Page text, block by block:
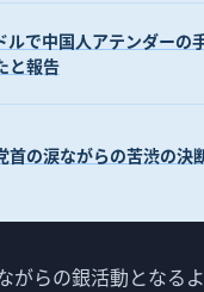
ルで中国人アテンダーの
と報告
首の涙ながらの苦渋の決
らの銀活動となる